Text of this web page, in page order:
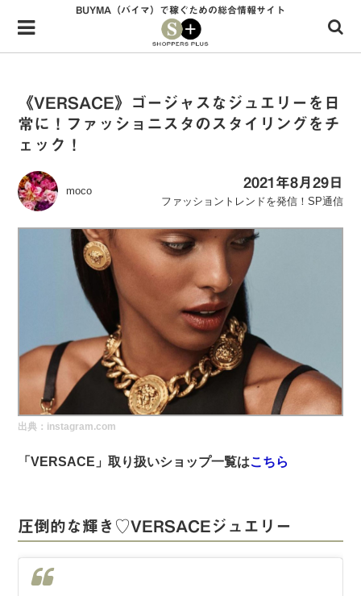
Menu
HOME
34歳独身OLバイマ実践記
ファッショントレンドを発信！SP通信
BUYMAで人気のブランド
BUYMAの売れ筋商品
実録！海外ショップで買ってみた！
海外SHOP LIST
BUYMA（バイマ）で稼ぐための総合情報サイト
《VERSACE》ゴージャスなジュエリーを日
常に！ファッショニスタのスタイリングをチ
ェック！
moco
2021年8月29日
ファッショントレンドを発信！SP通信
出典：instagram.com
「VERSACE」取り扱いショップ一覧はこちら
圧倒的な輝き♡VERSACEジュエリー